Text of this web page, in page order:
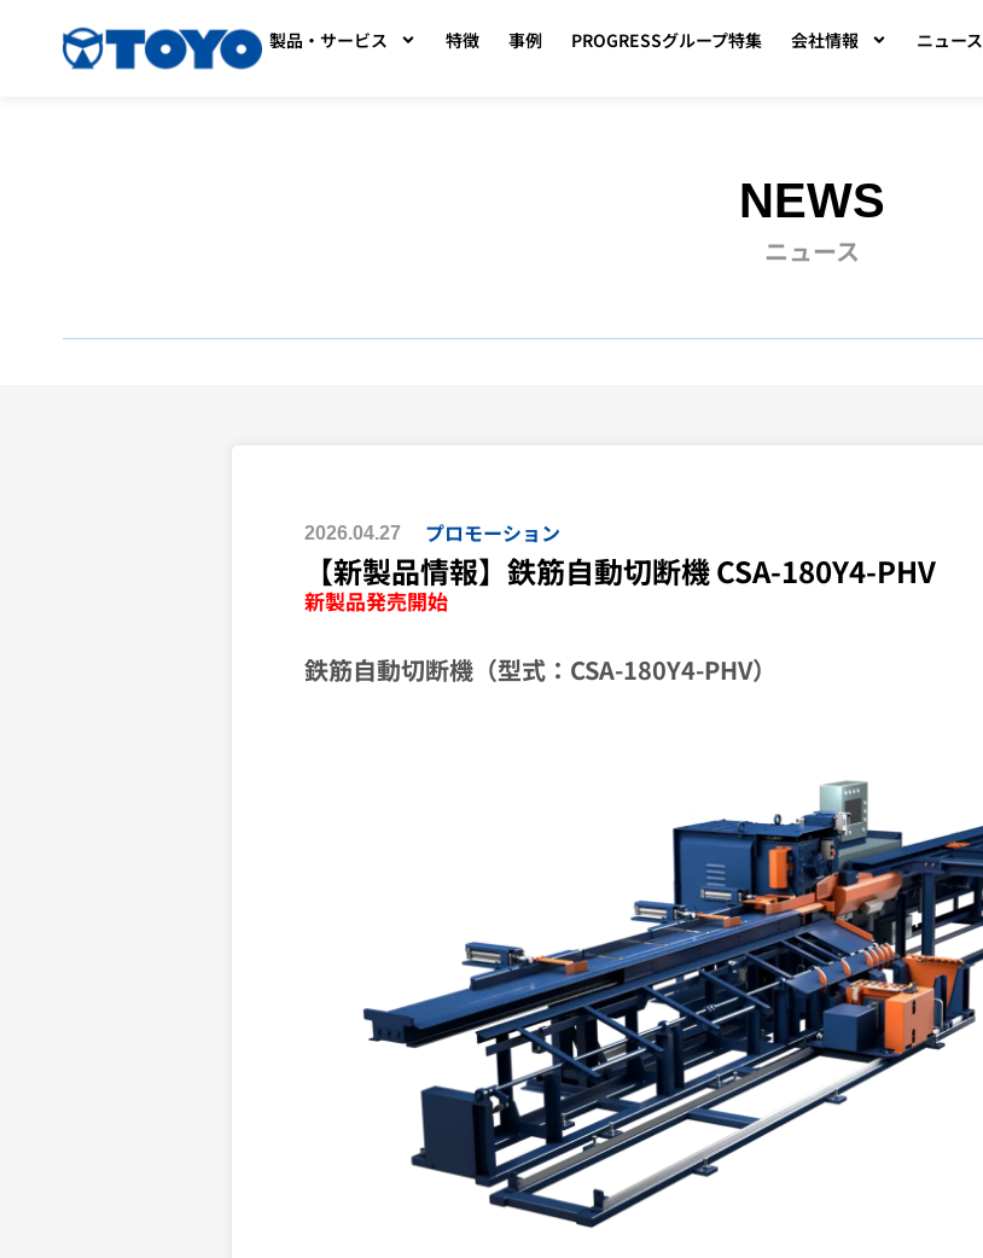
製品・サービス 特徴 事例 PROGRESSグループ特集 会社情報 ニュース
NEWS
ニュース
2026.04.27 プロモーション
【新製品情報】鉄筋自動切断機 CSA-180Y4-PHV
新製品発売開始
鉄筋自動切断機（型式：CSA-180Y4-PHV）